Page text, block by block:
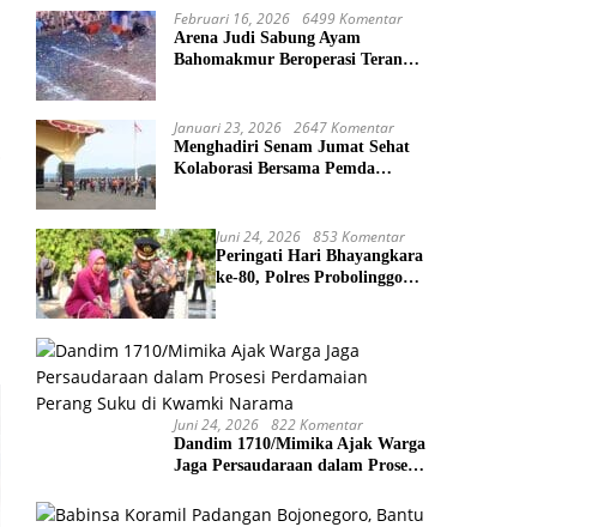
Kemanusiaan di Maliobongo
Februari 16, 2026 6499 Komentar
Arena Judi Sabung Ayam
Bahomakmur Beroperasi Terang-
Januari 23, 2026 2647 Komentar
Menghadiri Senam Jumat Sehat
Kolaborasi Bersama Pemda
Juni 24, 2026 853 Komentar
Peringati Hari Bhayangkara
ke-80, Polres Probolinggo
Juni 24, 2026 822 Komentar
Dandim 1710/Mimika Ajak Warga
Jaga Persaudaraan dalam Prosesi
Kwamki Narama